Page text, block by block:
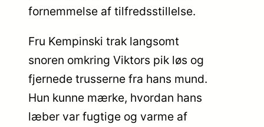
fornemmelse af tilfredsstillelse.
Fru Kempinski trak langsomt
snoren omkring Viktors pik løs og
fjernede trusserne fra hans mund.
Hun kunne mærke, hvordan hans
læber var fugtige og varme af